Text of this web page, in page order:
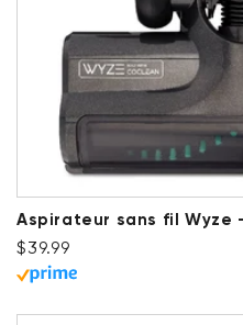
Aspirateur sans fil Wyze
Prix ​​régulier
$39.99